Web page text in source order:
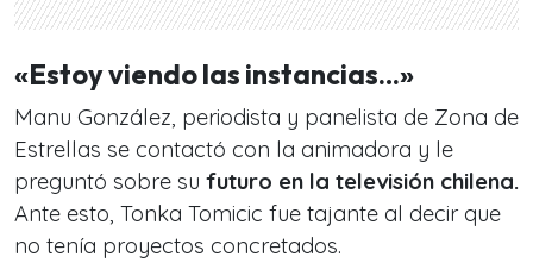
«Estoy viendo las instancias…»
Manu González, periodista y panelista de Zona de
Estrellas se contactó con la animadora y le
preguntó sobre su futuro en la televisión chilena.
Ante esto, Tonka Tomicic fue tajante al decir que
no tenía proyectos concretados.